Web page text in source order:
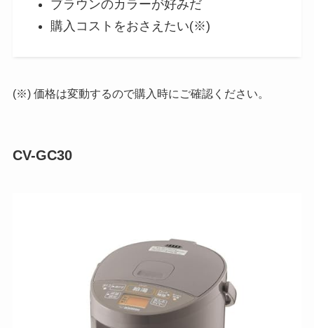
ブラウンのカラーが好みだ
購入コストをおさえたい(※)
(※) 価格は変動するので購入時にご確認ください。
CV-GC30